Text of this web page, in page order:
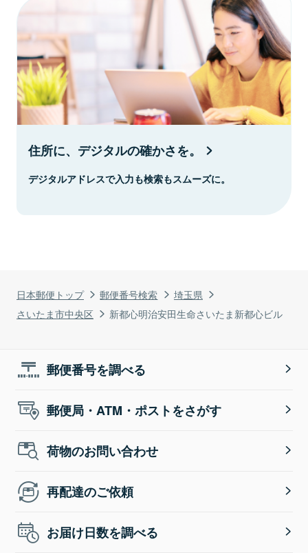
日本郵便トップ 郵便番号検索
埼玉県
さいたま市中央区
新都心明治安田生命さいたま新都心ビル
住所に、デジタルの確かさを。
デジタルアドレスで入力も検索もスムーズに。
郵便番号を調べる
郵便局・ATM・ポストをさがす
荷物のお問い合わせ
再配達のご依頼
お届け日数を調べる